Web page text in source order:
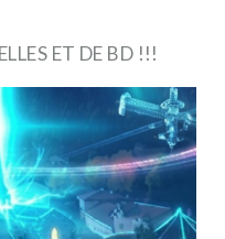
ET DE BD !!!